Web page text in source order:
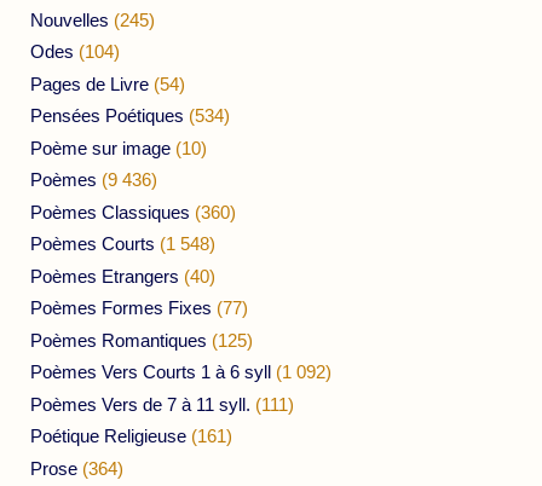
Nouvelles (245)
Odes (104)
Pages de Livre (54)
Pensées Poétiques (534)
Poème sur image (10)
Poèmes (9 436)
Poèmes Classiques (360)
Poèmes Courts (1 548)
Poèmes Etrangers (40)
Poèmes Formes Fixes (77)
Poèmes Romantiques (125)
Poèmes Vers Courts 1 à 6 syll (1 092)
Poèmes Vers de 7 à 11 syll. (111)
Poétique Religieuse (161)
Prose (364)